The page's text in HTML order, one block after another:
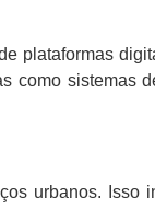
plataformas
como sistemas
urbanos. Isso